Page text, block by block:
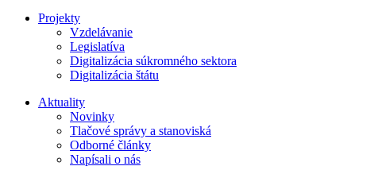
Projekty
Vzdelávanie
Legislatíva
Digitalizácia súkromného sektora
Digitalizácia štátu
Aktuality
Novinky
Tlačové správy a stanoviská
Odborné články
Napísali o nás